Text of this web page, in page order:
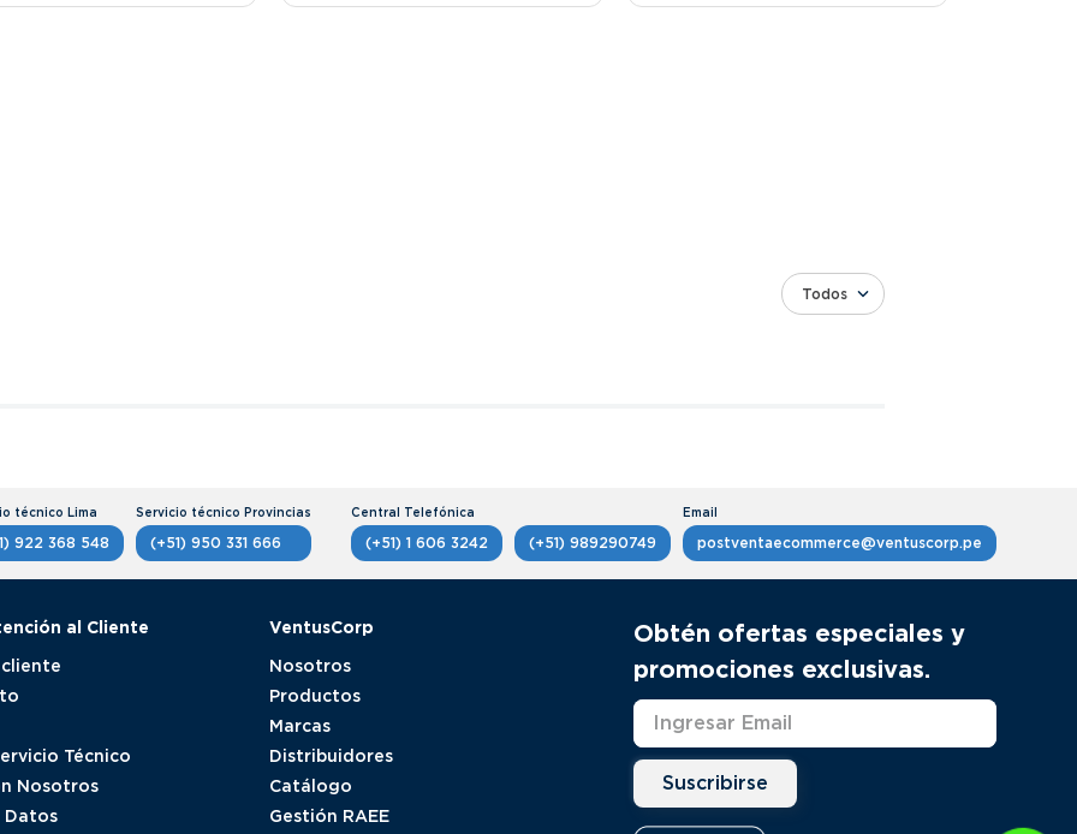
Todos
922 368 548 (+51) 950 331 666 (+51) 1 606 3242 (+51) 989290749 postventaecommerce@ventuscorp.pe
al Cliente
Técnico
Nosotros
Datos
VentusCorp
Nosotros
Productos
Marcas
Distribuidores
Catálogo
Gestión RAEE
Obtén ofertas especiales y
promociones exclusivas.
Suscribirse